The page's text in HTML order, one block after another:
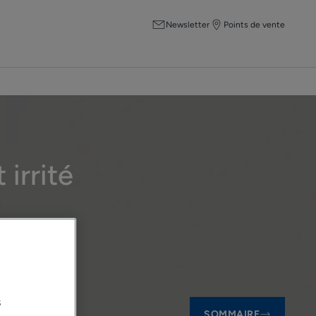
Newsletter Points de vente
irrité
.